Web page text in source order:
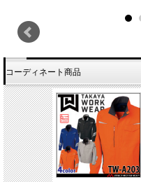
コーディネート商品